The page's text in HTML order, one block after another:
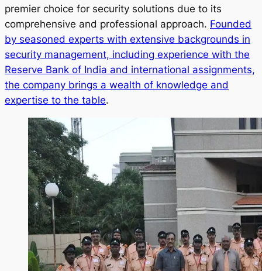
premier choice for security solutions due to its
comprehensive and professional approach. Founded
by seasoned experts with extensive backgrounds in
security management, including experience with the
Reserve Bank of India and international assignments,
the company brings a wealth of knowledge and
expertise to the table.